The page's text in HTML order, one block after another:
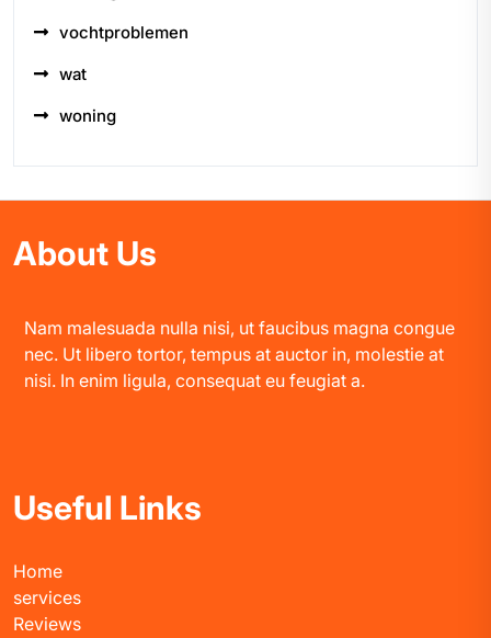
vochtproblemen
wat
woning
About Us
Nam malesuada nulla nisi, ut faucibus magna congue
nec. Ut libero tortor, tempus at auctor in, molestie at
nisi. In enim ligula, consequat eu feugiat a.
Useful Links
Home
services
Reviews